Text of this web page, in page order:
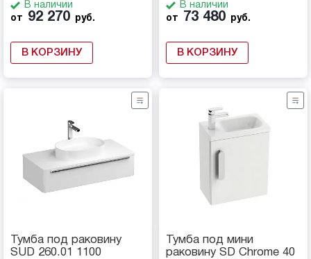
В наличии
от
92 270 руб.
В КОРЗИНУ
В наличии
от
73 480 руб.
В КОРЗИНУ
Тумба под раковину
SUD 260.01 1100
Тумба под мини
раковину SD Chrome 40